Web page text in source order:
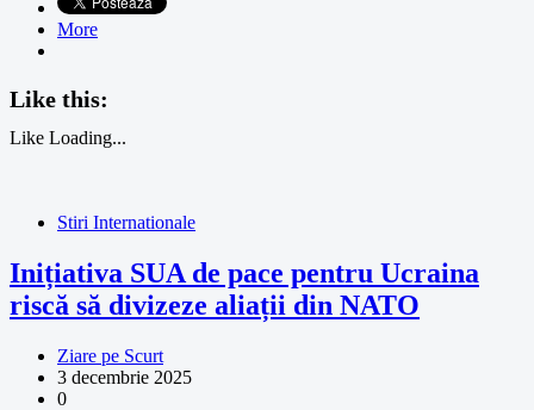
More
Like this:
Like Loading...
Stiri Internationale
Inițiativa SUA de pace pentru Ucraina
riscă să divizeze aliații din NATO
Ziare pe Scurt
3 decembrie 2025
0